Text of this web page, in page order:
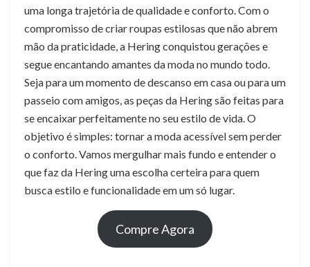
uma longa trajetória de qualidade e conforto. Com o
compromisso de criar roupas estilosas que não abrem
mão da praticidade, a Hering conquistou gerações e
segue encantando amantes da moda no mundo todo.
Seja para um momento de descanso em casa ou para um
passeio com amigos, as peças da Hering são feitas para
se encaixar perfeitamente no seu estilo de vida. O
objetivo é simples: tornar a moda acessível sem perder
o conforto. Vamos mergulhar mais fundo e entender o
que faz da Hering uma escolha certeira para quem
busca estilo e funcionalidade em um só lugar.
Compre Agora